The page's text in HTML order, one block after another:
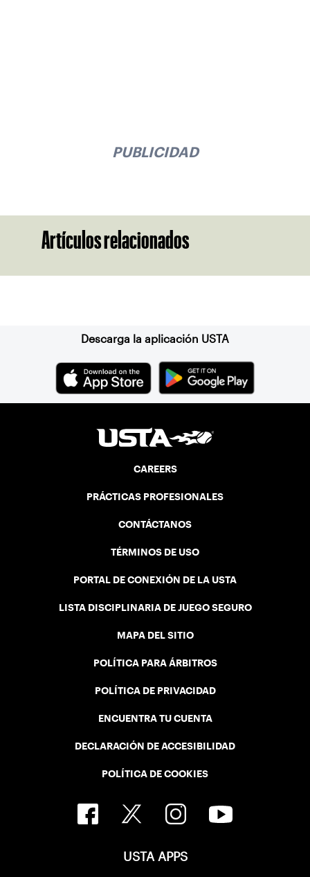
PUBLICIDAD
Artículos relacionados
Descarga la aplicación USTA
CAREERS
PRÁCTICAS PROFESIONALES
CONTÁCTANOS
TÉRMINOS DE USO
PORTAL DE CONEXIÓN DE LA USTA
LISTA DISCIPLINARIA DE JUEGO SEGURO
MAPA DEL SITIO
POLÍTICA PARA ÁRBITROS
POLÍTICA DE PRIVACIDAD
ENCUENTRA TU CUENTA
DECLARACIÓN DE ACCESIBILIDAD
POLÍTICA DE COOKIES
USTA APPS